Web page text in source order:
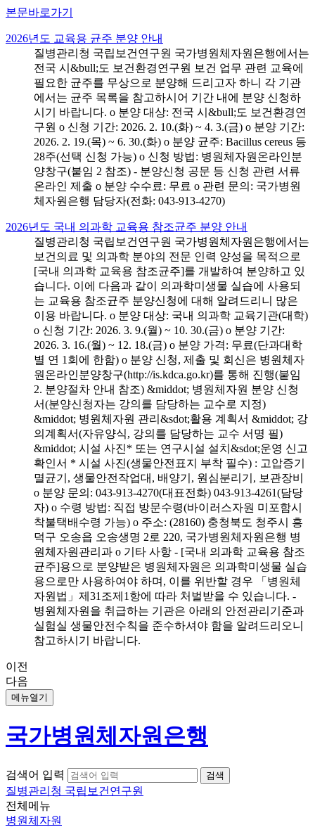
본문바로가기
2026년도 교육용 균주 분양 안내
질병관리청 국립보건연구원 국가병원체자원은행에서는
전국 시&bull;도 보건환경연구원 보건 업무 관련 교육에
필요한 균주를 무상으로 분양해 드리고자 하니 각 기관
에서는 균주 목록을 참고하시어 기간 내에 분양 신청하
시기 바랍니다. o 분양 대상: 전국 시&bull;도 보건환경연
구원 o 신청 기간: 2026. 2. 10.(화) ~ 4. 3.(금) o 분양 기간:
2026. 2. 19.(목) ~ 6. 30.(화) o 분양 균주: Bacillus cereus 등
28주(선택 신청 가능) o 신청 방법: 병원체자원온라인분
양창구(붙임 2 참조) - 분양신청 공문 등 신청 관련 서류
온라인 제출 o 분양 수수료: 무료 o 관련 문의: 국가병원
체자원은행 담당자(전화: 043-913-4270)
2026년도 국내 의과학 교육용 참조균주 분양 안내
질병관리청 국립보건연구원 국가병원체자원은행에서는
보건의료 및 의과학 분야의 전문 인력 양성을 목적으로
[국내 의과학 교육용 참조균주]를 개발하여 분양하고 있
습니다. 이에 다음과 같이 의과학미생물 실습에 사용되
는 교육용 참조균주 분양신청에 대해 알려드리니 많은
이용 바랍니다. o 분양 대상: 국내 의과학 교육기관(대학)
o 신청 기간: 2026. 3. 9.(월) ~ 10. 30.(금) o 분양 기간:
2026. 3. 16.(월) ~ 12. 18.(금) o 분양 가격: 무료(단과대학
별 연 1회에 한함) o 분양 신청, 제출 및 회신은 병원체자
원온라인분양창구(http://is.kdca.go.kr)를 통해 진행(붙임
2. 분양절차 안내 참조) &middot; 병원체자원 분양 신청
서(분양신청자는 강의를 담당하는 교수로 지정)
&middot; 병원체자원 관리&sdot;활용 계획서 &middot; 강
의계획서(자유양식, 강의를 담당하는 교수 서명 필)
&middot; 시설 사진* 또는 연구시설 설치&sdot;운영 신고
확인서 * 시설 사진(생물안전표지 부착 필수) : 고압증기
멸균기, 생물안전작업대, 배양기, 원심분리기, 보관장비
o 분양 문의: 043-913-4270(대표전화) 043-913-4261(담당
자) o 수령 방법: 직접 방문수령(바이러스자원 미포함시
착불택배수령 가능) o 주소: (28160) 충청북도 청주시 흥
덕구 오송읍 오송생명 2로 220, 국가병원체자원은행 병
원체자원관리과 o 기타 사항 - [국내 의과학 교육용 참조
균주]용으로 분양받은 병원체자원은 의과학미생물 실습
용으로만 사용하여야 하며, 이를 위반할 경우 「병원체
자원법」제31조제1항에 따라 처벌받을 수 있습니다. -
병원체자원을 취급하는 기관은 아래의 안전관리기준과
실험실 생물안전수칙을 준수하셔야 함을 알려드리오니
참고하시기 바랍니다.
이전
다음
메뉴열기
국가병원체자원은행
검색어 입력
질병관리청 국립보건연구원
전체메뉴
병원체자원